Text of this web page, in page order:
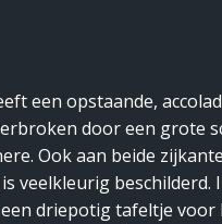
een opstaande,
door een grote
Ook aan beide
veelkleurig
driepotig tafeltje voor